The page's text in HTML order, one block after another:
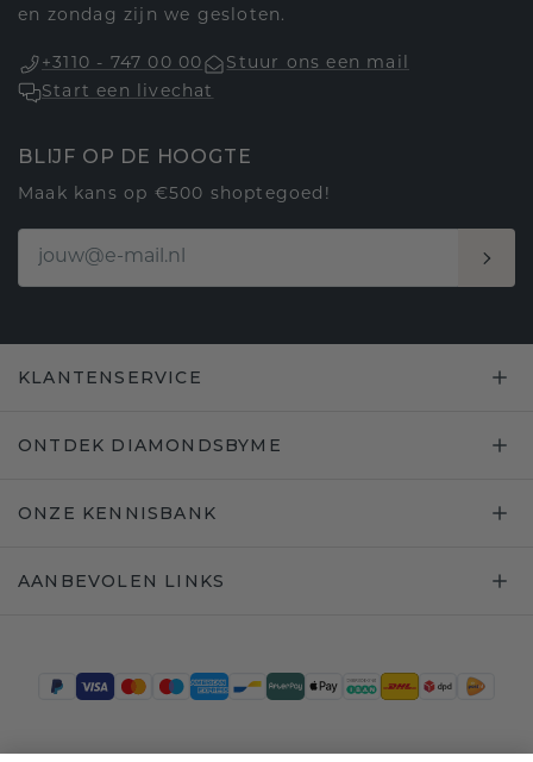
en zondag zijn we gesloten.
+3110 - 747 00 00
Stuur ons een mail
Start een livechat
BLIJF OP DE HOOGTE
Maak kans op €500 shoptegoed!
KLANTENSERVICE
ONTDEK DIAMONDSBYME
ONZE KENNISBANK
AANBEVOLEN LINKS